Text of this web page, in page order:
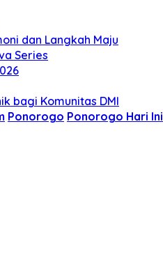
dan Langkah Maju
Series
bagi Komunitas DMI
Ponorogo Ponorogo Hari Ini